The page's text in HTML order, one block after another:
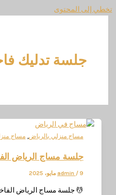
تدليك فاخرة
منزلي بالرياض, مساج منزلي وفندقي
مساج الرياض الفاخرة
جلسة مساج الرياض الفاخرة – اتصل